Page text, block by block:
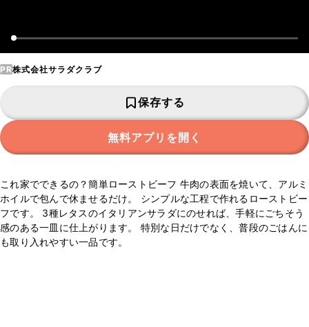
PR株式会社サラダクラブ
保存する
無料アプリを開く
これ家でできるの？簡単ローストビーフ 牛肉の表面を焼いて、アルミ
ホイルで包んで休ませるだけ。 シンプルな工程で作れるローストビー
フです。 3種レタスのイタリアンサラダにのせれば、手軽にごちそう
感のある一皿に仕上がります。 特別な日だけでなく、普段のごはんに
も取り入れやすい一品です。